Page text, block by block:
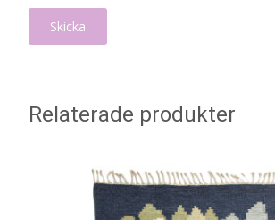
Relaterade produkter